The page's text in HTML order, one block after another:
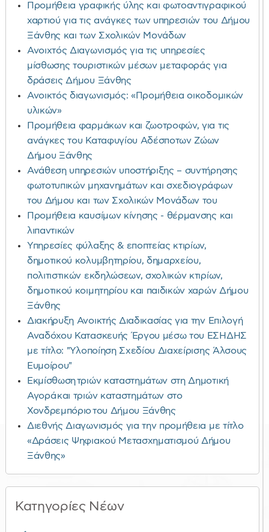
Προμήθεια γραφικής ύλης και φωτοαντιγραφικού
χαρτιού για τις ανάγκες των υπηρεσιών του Δήμου
Ξάνθης και των Σχολικών Μονάδων
Ανοιχτός Διαγωνισμός για τις υπηρεσίες
μίσθωσης τουριστικών μέσων μεταφοράς για
δράσεις Δήμου Ξάνθης
Ανοικτός διαγωνισμός: «Προμήθεια οικοδομικών
υλικών»
Προμήθεια φαρμάκων και ζωοτροφών, για τις
ανάγκες του Καταφυγίου Αδέσποτων Ζώων
Δήμου Ξάνθης
Ανάθεση υπηρεσιών υποστήριξης – συντήρησης
φωτοτυπικών μηχανημάτων και σχεδιογράφων
του Δήμου και των Σχολικών Μονάδων του
Προμήθεια καυσίμων κίνησης - θέρμανσης και
λιπαντικών
Υπηρεσίες φύλαξης & εποπτείας κτιρίων,
δημοτικού κολυμβητηρίου, δημαρχείου,
πολιτιστικών εκδηλώσεων, σχολικών κτιρίων,
δημοτικού κοιμητηρίου και παιδικών χαρών Δήμου
Ξάνθης
Διακήρυξη Ανοικτής Διαδικασίας για την Επιλογή
Αναδόχου Κατασκευής Έργου μέσω του ΕΣΗΔΗΣ
με τίτλο: "Υλοποίηση Σχεδίου Διαχείρισης Άλσους
Ευμοίρου"
Εκμίσθωση τριών καταστημάτων στη Δημοτική
Αγορά και τριών καταστημάτων στο
Χονδρεμπόριο του Δήμου Ξάνθης
Διεθνής Διαγωνισμός για την προμήθεια με τίτλο
«Δράσεις Ψηφιακού Μετασχηματισμού Δήμου
Ξάνθης»
Κατηγορίες Νέων